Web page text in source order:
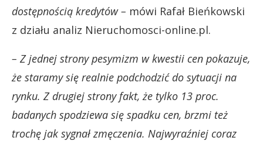
dostępnością kredytów – mówi Rafał Bieńkowski
z działu analiz Nieruchomosci-online.pl.
– Z jednej strony pesymizm w kwestii cen pokazuje,
że staramy się realnie podchodzić do sytuacji na
rynku. Z drugiej strony fakt, że tylko 13 proc.
badanych spodziewa się spadku cen, brzmi też
trochę jak sygnał zmęczenia. Najwyraźniej coraz